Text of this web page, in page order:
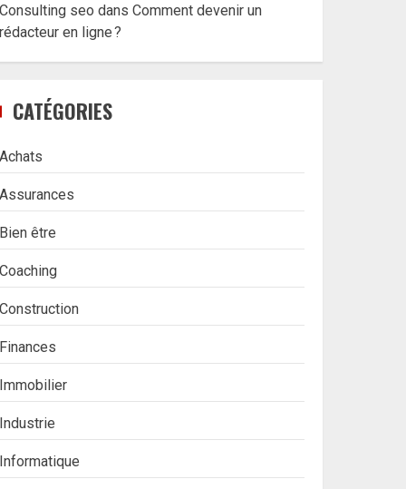
Consulting seo dansComment devenir un
rédacteur en ligne ?
CATÉGORIES
Achats
Assurances
Bien être
Coaching
Construction
Finances
Immobilier
Industrie
Informatique